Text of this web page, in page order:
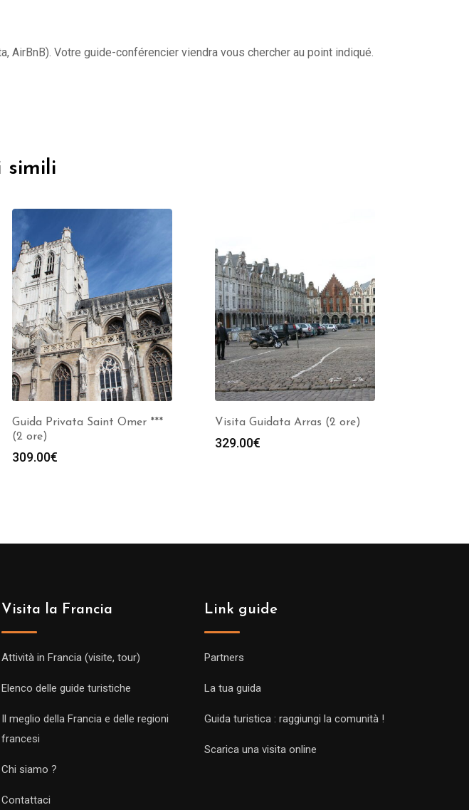
Votre guide-conférencier viendra vous chercher au point indiqué.
simili
Guida Privata Saint Omer ***
(2 ore)
309.00€
Visita Guidata Arras (2 ore)
329.00€
Visita la Francia
Attività in Francia (visite, tour)
Elenco delle guide turistiche
Il meglio della Francia e delle regioni
francesi
Chi siamo ?
Contattaci
Link guide
Partners
La tua guida
Guida turistica : raggiungi la comunità !
Scarica una visita online